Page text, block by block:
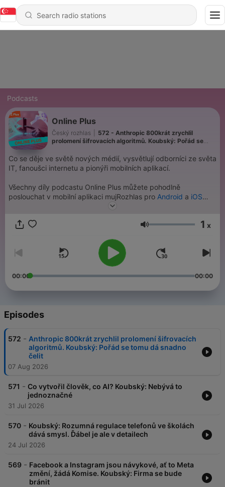
Podcasts
Online Plus
Český rozhlas
572 - Anthropic 800krát zrychlil
prolomení šifrovacích algoritmů. Koubský: Pořád se
Co se děje ve světě nových médií, vysvětlují odborníci ze světa
IT, fanoušci internetu a pionýři mobilních aplikací.
Všechny díly podcastu Online Plus můžete pohodlně
poslouchat v mobilní aplikaci mujRozhlas pro Android a iOS
Volume 1 x
00:00 00:00
Episodes
572 - Anthropic 800krát zrychlil prolomení šifrovacích
algoritmů. Koubský: Pořád se tomu dá snadno
čelit
07 Aug 2026
571 - Co vytvořil člověk, co AI? Koubský: Nebývá to
jednoznačné
31 Jul 2026
570 - Koubský: Rozumná regulace telefonů ve školách
dává smysl. Ďábel je ale v detailech
24 Jul 2026
569 - Facebook a Instagram jsou návykové, ať to Meta
změní, žádá Komise. Koubský: Firma se bude
bránit